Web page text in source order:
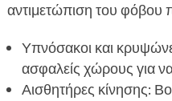
αντιμετώπιση του φόβου
Υπνόσακοι και
ασφαλείς χώρους για
Αισθητήρες κίνησης: